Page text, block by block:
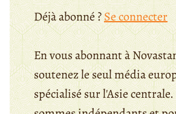
Déjà abonné ?Se connecter
En vous abonnant à
soutenez le seul média
spécialisé sur l'Asie